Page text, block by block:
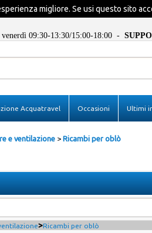
migliore. Se usi questo sito
09:30-13:30/15:00-18:00 -
Per completare
utente e la
Acquatravel Occasioni Ultimi
e ventilazione Ricambi per oblò
>Ricambi per oblò